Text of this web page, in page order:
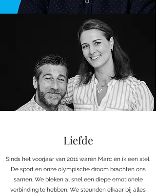
Liefde
Sinds het voorjaar van 2011 waren Marc en ik een stel.
De sport en onze olympische droom brachten ons
samen. We bleken al snel een diepe emotionele
verbinding te hebben. We steunden elkaar bij alles